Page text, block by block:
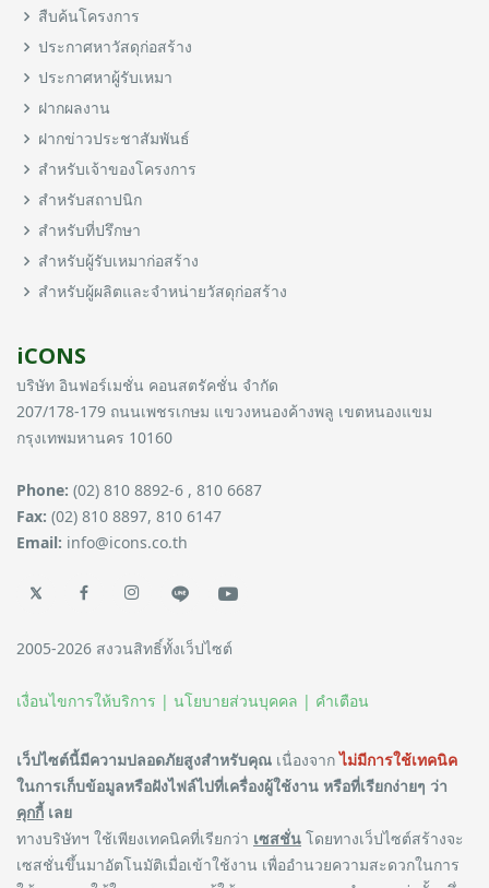
สืบค้นโครงการ
ประกาศหาวัสดุก่อสร้าง
ประกาศหาผู้รับเหมา
ฝากผลงาน
ฝากข่าวประชาสัมพันธ์
สำหรับเจ้าของโครงการ
สำหรับสถาปนิก
สำหรับที่ปรึกษา
สำหรับผู้รับเหมาก่อสร้าง
สำหรับผู้ผลิตและจำหน่ายวัสดุก่อสร้าง
iCONS
บริษัท อินฟอร์เมชั่น คอนสตรัคชั่น จำกัด
207/178-179 ถนนเพชรเกษม แขวงหนองค้างพลู เขตหนองแขม
กรุงเทพมหานคร 10160
Phone: (02) 810 8892-6 , 810 6687
Fax: (02) 810 8897, 810 6147
Email: info@icons.co.th
2005-2026 สงวนสิทธิ์ทั้งเว็ปไซต์
เงื่อนไขการให้บริการ | นโยบายส่วนบุคคล | คำเตือน
เว็ปไซต์นี้มีความปลอดภัยสูงสำหรับคุณ เนื่องจากไม่มีการใช้เทคนิค
ในการเก็บข้อมูลหรือฝังไฟล์ไปที่เครื่องผู้ใช้งาน หรือที่เรียกง่ายๆ ว่า
คุกกี้ เลย
ทางบริษัทฯ ใช้เพียงเทคนิคที่เรียกว่า เซสชั่น โดยทางเว็ปไซต์สร้างจะ
เซสชั่นขึ้นมาอัตโนมัติเมื่อเข้าใช้งาน เพื่ออำนวยความสะดวกในการ